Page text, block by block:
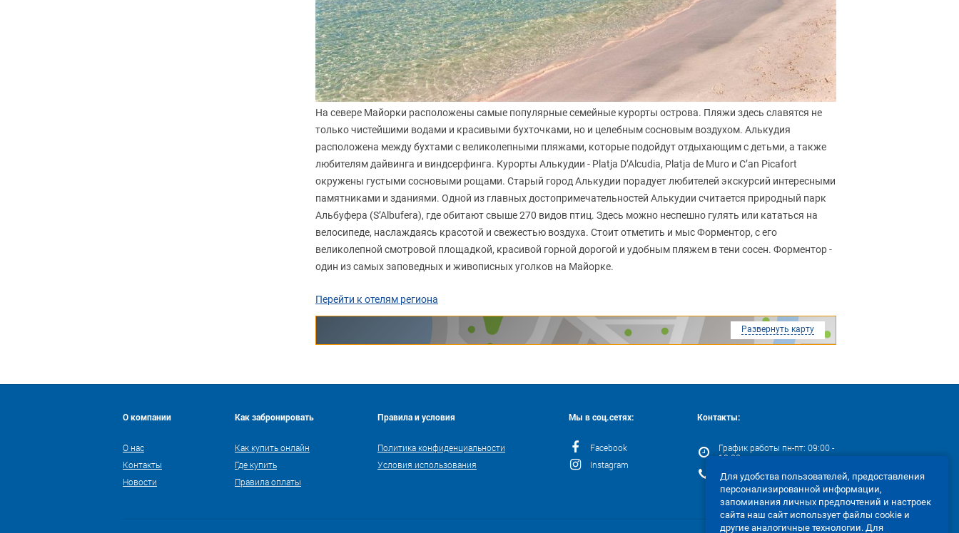
На севере Майорки расположены самые популярные семейные курорты острова. Пляжи здесь славятся не
только чистейшими водами и красивыми бухточками, но и целебным сосновым воздухом. Алькудия
расположена между бухтами с великолепными пляжами, которые подойдут отдыхающим с детьми, а также
любителям дайвинга и виндсерфинга. Курорты Алькудии - Platja D’Alcudia, Platja de Muro и C’an Picafort
окружены густыми сосновыми рощами. Старый город Алькудии порадует любителей экскурсий интересными
памятниками и зданиями. Одной из главных достопримечательностей Алькудии считается природный парк
Альбуфера (S’Albufera), где обитают свыше 270 видов птиц. Здесь можно неспешно гулять или кататься на
велосипеде, наслаждаясь красотой и свежестью воздуха. Стоит отметить и мыс Форментор, с его
великолепной смотровой площадкой, красивой горной дорогой и удобным пляжем в тени сосен. Форментор -
один из самых заповедных и живописных уголков на Майорке.
Перейти к отелям региона
Развернуть карту
О компании
О нас
Контакты
Новости
Как забронировать
Как купить онлайн
Где купить
Правила оплаты
Правила и условия
Политика конфиденциальности
Условия использования
Мы в соц.сетях:
Facebook
Instagram
Контакты:
График работы пн-пт: 09:00 -
18:00
+371 67 202 000
Для удобства пользователей, предоставления
персонализированной информации,
запоминания личных предпочтений и настроек
сайта наш сайт использует файлы cookie и
другие аналогичные технологии. Для